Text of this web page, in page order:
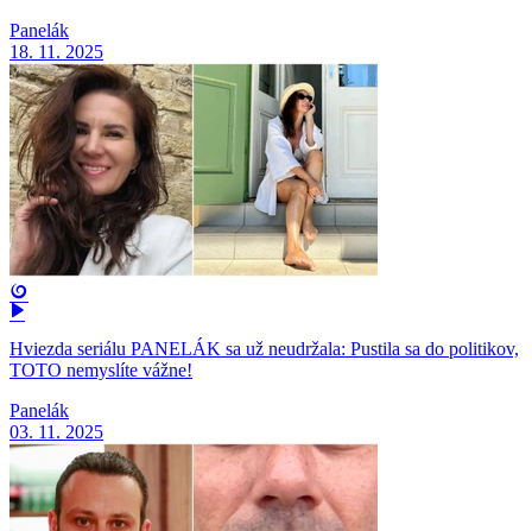
Panelák
18. 11. 2025
Hviezda seriálu PANELÁK sa už neudržala: Pustila sa do politikov,
TOTO nemyslíte vážne!
Panelák
03. 11. 2025